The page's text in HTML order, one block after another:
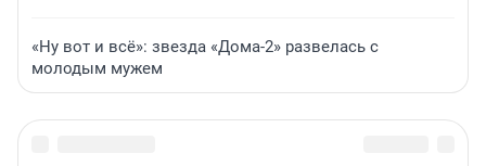
«Ну вот и всё»: звезда «Дома-2» развелась с
молодым мужем